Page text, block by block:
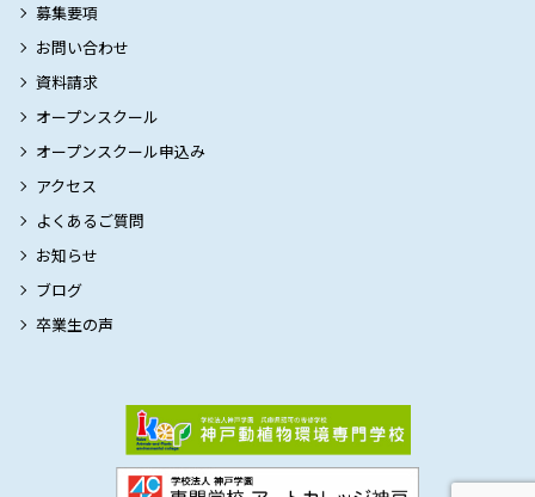
募集要項
お問い合わせ
資料請求
オープンスクール
オープンスクール申込み
アクセス
よくあるご質問
お知らせ
ブログ
卒業生の声